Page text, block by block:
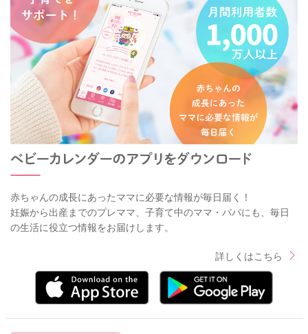
赤ちゃんの成長にあったママに必要な情報が毎日届く！
妊娠から出産までのプレママ、子育て中のママ・パパにも、毎日
の生活に役立つ情報をお届けします。
詳しくはこちら